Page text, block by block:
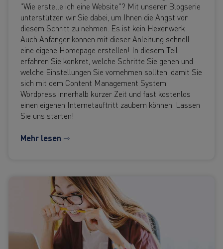
"Wie erstelle ich eine Website"? Mit unserer Blogserie
unterstützen wir Sie dabei, um Ihnen die Angst vor
diesem Schritt zu nehmen. Es ist kein Hexenwerk.
Auch Anfänger können mit dieser Anleitung schnell
eine eigene Homepage erstellen! In diesem Teil
erfahren Sie konkret, welche Schritte Sie gehen und
welche Einstellungen Sie vornehmen sollten, damit Sie
sich mit dem Content Management System
Wordpress innerhalb kurzer Zeit und fast kostenlos
einen eigenen Internetauftritt zaubern können. Lassen
Sie uns starten!
Mehr lesen ⇾